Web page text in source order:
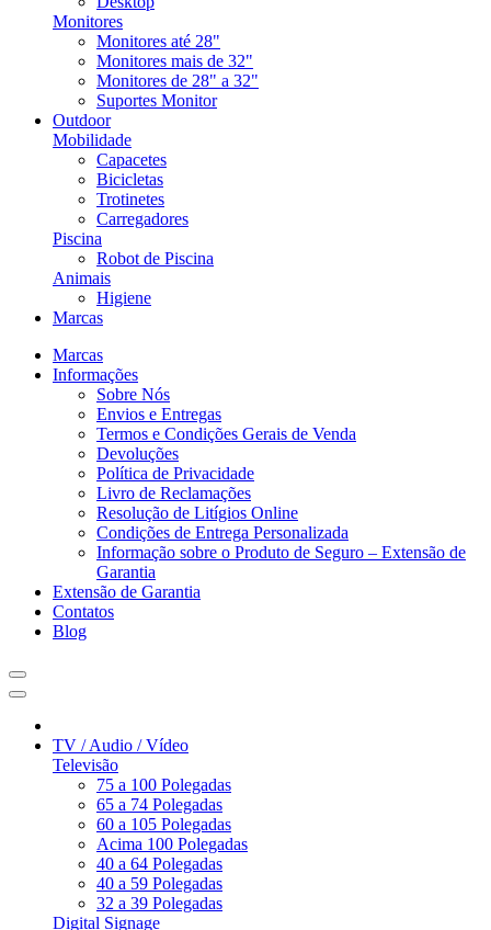
Monitores
Monitores até 28"
Monitores mais de 32"
Monitores de 28" a 32"
Suportes Monitor
Outdoor
Mobilidade
Capacetes
Bicicletas
Trotinetes
Carregadores
Piscina
Robot de Piscina
Animais
Higiene
Marcas
Marcas
Informações
Sobre Nós
Envios e Entregas
Termos e Condições Gerais de Venda
Devoluções
Política de Privacidade
Livro de Reclamações
Resolução de Litígios Online
Condições de Entrega Personalizada
Informação sobre o Produto de Seguro – Extensão de
Garantia
Extensão de Garantia
Contatos
Blog
TV / Audio / Vídeo
Televisão
75 a 100 Polegadas
65 a 74 Polegadas
60 a 105 Polegadas
Acima 100 Polegadas
40 a 64 Polegadas
40 a 59 Polegadas
32 a 39 Polegadas
Digital Signage